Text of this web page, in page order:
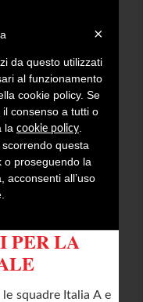
Sport Pag. 525
SCI
GLI
PER LA
squadre Italia A e
×
da questo utilizzati
al funzionamento
cookie policy. Se
consenso a tutti o
la cookie policy
questa
o proseguendo la
acconsenti all’uso